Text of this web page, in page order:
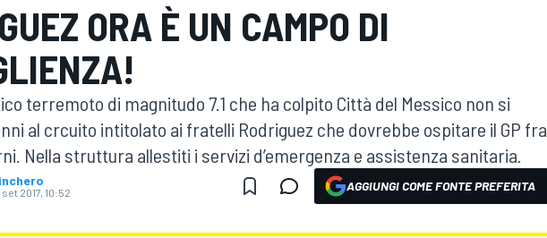
WEC
ORA È UN CAMPO DI
terremoto di magnitudo 7.1 che ha colpito Città del Messico non si
al crcuito intitolato ai fratelli Rodriguez che dovrebbe ospitare il GP fra
Nella struttura allestiti i servizi d’emergenza e assistenza sanitaria.
set 2017, 10:52 AGGIUNGI COME FONTE PREFERITA